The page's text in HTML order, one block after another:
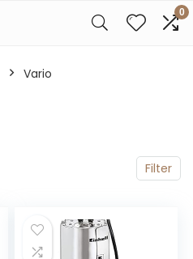
0
‎Vario
Filter